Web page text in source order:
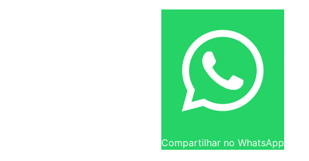
Compartilhar no WhatsApp